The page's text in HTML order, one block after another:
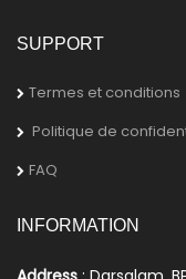
SUPPORT
Termes et conditions
Politique de
FAQ
INFORMATION